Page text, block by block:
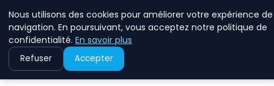
Nous utilisons des cookies pour améliorer votre expérience de
navigation. En poursuivant, vous acceptez notre politique de
confidentialité. En savoir plus
Refuser Accepter